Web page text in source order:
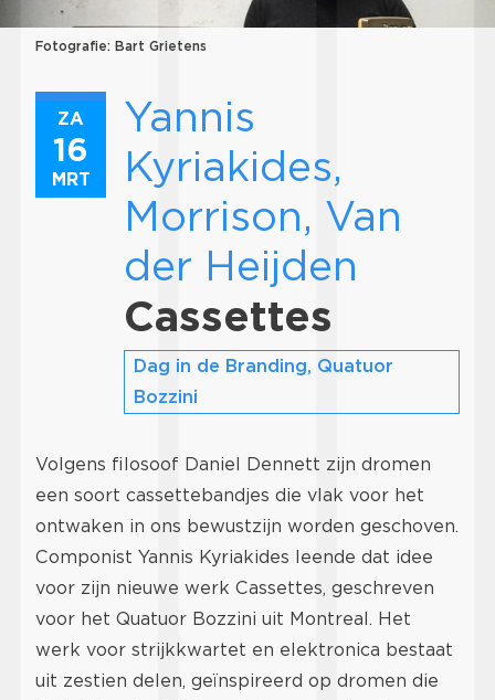
Fotografie: Bart Grietens
ZA
16
MRT
Yannis
Kyriakides,
Morrison, Van
der Heijden
Cassettes
Dag in de Branding, Quatuor
Bozzini
Volgens filosoof Daniel Dennett zijn dromen
een soort cassettebandjes die vlak voor het
ontwaken in ons bewustzijn worden geschoven.
Componist Yannis Kyriakides leende dat idee
voor zijn nieuwe werk Cassettes, geschreven
voor het Quatuor Bozzini uit Montreal. Het
werk voor strijkkwartet en elektronica bestaat
uit zestien delen, geïnspireerd op dromen die